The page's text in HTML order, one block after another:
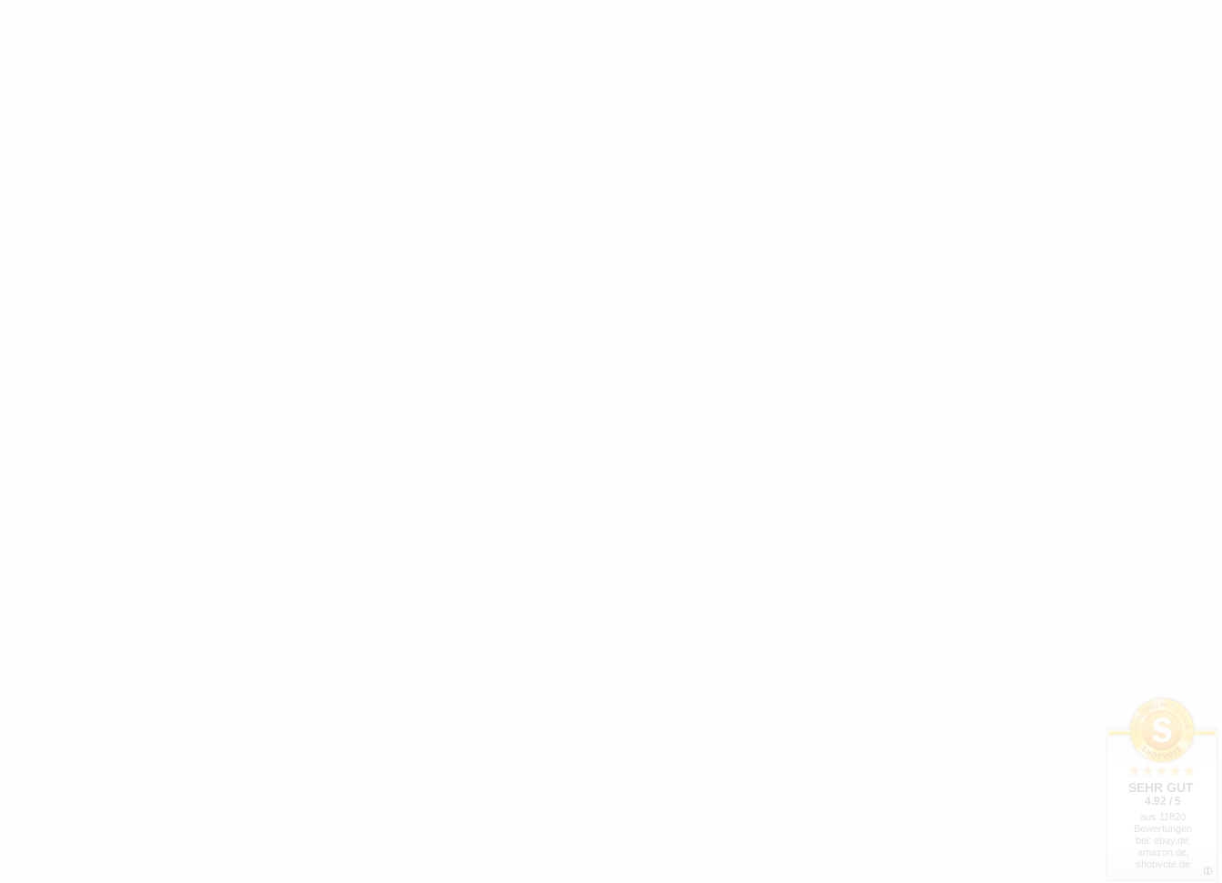
SEHR GUT
4.92 / 5
aus 11820
Bewertungen
bei: ebay.de,
amazon.de,
shopvote.de